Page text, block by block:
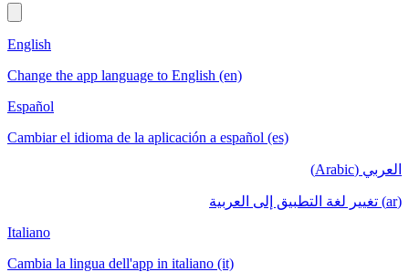
English
Change the app language to English (en)
Español
Cambiar el idioma de la aplicación a español (es)
العربي (Arabic)
(ar) تغيير لغة التطبيق إلى العربية
Italiano
Cambia la lingua dell'app in italiano (it)